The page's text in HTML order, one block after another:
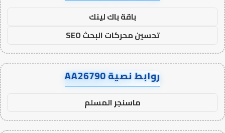
باقة باك لينك
تحسين محركات البحث SEO
روابط نصية AA26790
ماسنجر المسلم